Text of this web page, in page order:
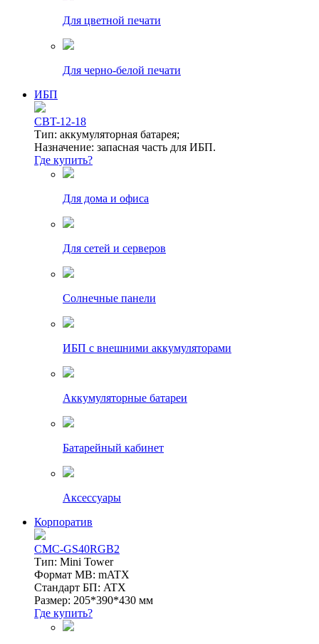
Для цветной печати
Для черно-белой печати
ИБП
CBT-12-18
Тип: аккумуляторная батарея;
Назначение: запасная часть для ИБП.
Где купить?
Для дома и офиса
Для сетей и серверов
Солнечные панели
ИБП с внешними аккумуляторами
Аккумуляторные батареи
Батарейный кабинет
Аксессуары
Корпоратив
CMC-GS40RGB2
Тип: Mini Tower
Формат MB: mATX
Стандарт БП: ATX
Размер: 205*390*430 мм
Где купить?